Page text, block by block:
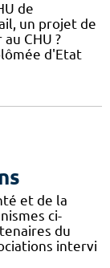
de
un projet de
CHU ?
d'Etat
et de la
ci-
du
intervi